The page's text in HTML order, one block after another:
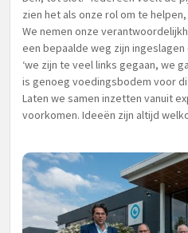
zien het als onze rol om te
We nemen onze
een bepaalde weg zijn
‘we zijn te veel links gegaan, we
is genoeg voedingsbodem voor
Laten we samen inzetten vanuit
voorkomen. Ideeën zijn altijd